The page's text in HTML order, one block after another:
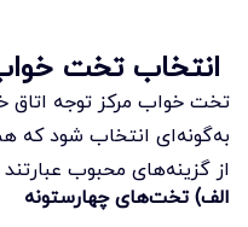
انتخاب تخت
تخت خواب مرکز توجه
به‌گونه‌ای انتخاب شود که
از گزینه‌های محبوب عبارتند
الف) تخت‌های چهارستونه